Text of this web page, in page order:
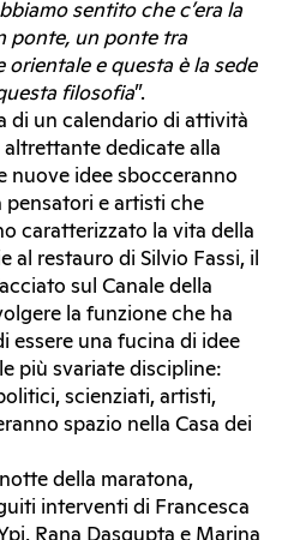
sentito che c’era la
ponte, un ponte tra
e questa è la sede
filosofia”.
di un calendario di attività
dedicate alla
nuove idee sbocceranno
pensatori e artisti che
caratterizzato la vita della
al restauro di Silvio Fassi, il
sul Canale della
la funzione che ha
essere una fucina di idee
più svariate discipline:
scienziati, artisti,
spazio nella Casa dei
della maratona,
interventi di Francesca
Rana Dasgupta e Marina